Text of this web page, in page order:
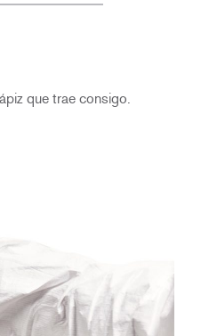
que trae consigo.